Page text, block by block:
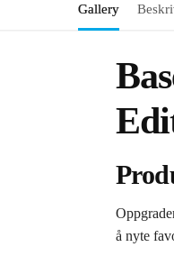
Gallery
å nyte